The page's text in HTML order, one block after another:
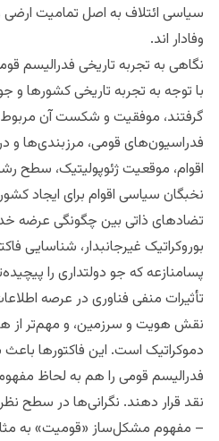
سیاسی ائتلاف به اصل تمامیت ارضی
وفادار اند.
نگاهی به تجربه تاریخی فدرالیسم
با توجه به تجربه تاریخی کشورها و
گرفتند، موفقیت و شکست آن‌
فدراسیون‌های قومی، مرزبندی‌ها و
اقوام، موقعیت ژئوپولیتیک، سطح
نخبگان سیاسی اقوام برای ایجاد
تضادهای ذاتی بین چگونگی عرضه
بوروکراتیک غیرجانبدار، شناسایی
پسامنازعه که جو دولتداری را
تأثیرات منفی فناوری در عرصه
نقش هویت و سرزمین، و مهم‌تر از
دموکراتیک است. این فاکتورها باعث
فدرالیسم قومی را هم به لحاظ
نقد قرار دهند. نگرانی‌ها در سطح
– مفهوم مشکل‌ساز «قومیت» به